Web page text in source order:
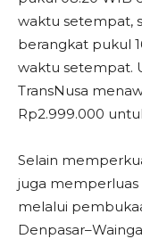
waktu setempat,
berangkat pukul
waktu setempat.
TransNusa
Rp2.999.000
Selain
juga
melalui